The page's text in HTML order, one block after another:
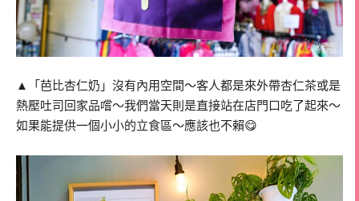
▲「芭比杏仁奶」沒有內用空間～客人都是來外帶杏仁茶或是
熱壓吐司回家品嚐～我們當天則是直接站在店門口吃了起來～
如果能提供一個小小的立食區～應該也不賴😋